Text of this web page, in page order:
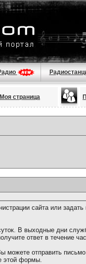
Моя страница
сайта или задать
В выходные дни
ответ в течение
можете отправить
этой формы.